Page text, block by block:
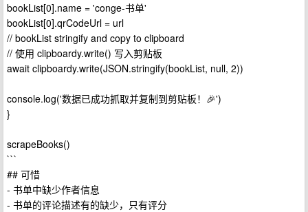
bookList[0].name = 'conge-书单'
bookList[0].qrCodeUrl = url
// bookList stringify and copy to clipboard
// 使用 clipboardy.write() 写入剪贴板
await clipboardy.write(JSON.stringify(bookList, null, 2))
console.log('数据已成功抓取并复制到剪贴板！🎉')
}
scrapeBooks()
```
## 可惜
- 书单中缺少作者信息
- 书单的评论描述有的缺少，只有评分